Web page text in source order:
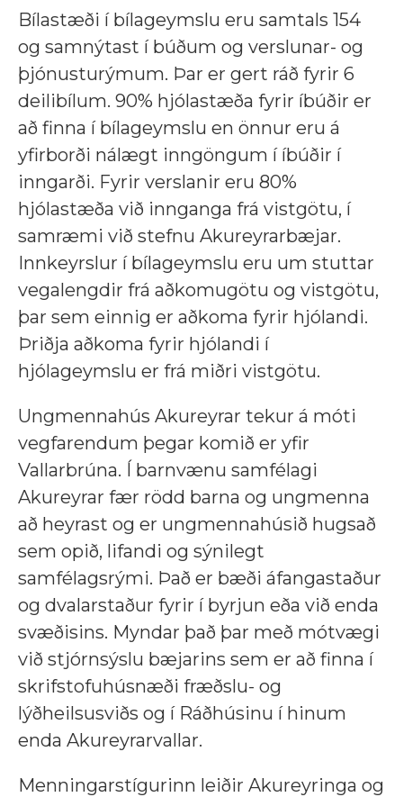
Bílastæði í bílageymslu eru samtals 154
og samnýtast í búðum og verslunar- og
þjónusturýmum. Þar er gert ráð fyrir 6
deilibílum. 90% hjólastæða fyrir íbúðir er
að finna í bílageymslu en önnur eru á
yfirborði nálægt inngöngum í íbúðir í
inngarði. Fyrir verslanir eru 80%
hjólastæða við innganga frá vistgötu, í
samræmi við stefnu Akureyrarbæjar.
Innkeyrslur í bílageymslu eru um stuttar
vegalengdir frá aðkomugötu og vistgötu,
þar sem einnig er aðkoma fyrir hjólandi.
Þriðja aðkoma fyrir hjólandi í
hjólageymslu er frá miðri vistgötu.
Ungmennahús Akureyrar tekur á móti
vegfarendum þegar komið er yfir
Vallarbrúna. Í barnvænu samfélagi
Akureyrar fær rödd barna og ungmenna
að heyrast og er ungmennahúsið hugsað
sem opið, lifandi og sýnilegt
samfélagsrými. Það er bæði áfangastaður
og dvalarstaður fyrir í byrjun eða við enda
svæðisins. Myndar það þar með mótvægi
við stjórnsýslu bæjarins sem er að finna í
skrifstofuhúsnæði fræðslu- og
lýðheilsusviðs og í Ráðhúsinu í hinum
enda Akureyrarvallar.
Menningarstígurinn leiðir Akureyringa og